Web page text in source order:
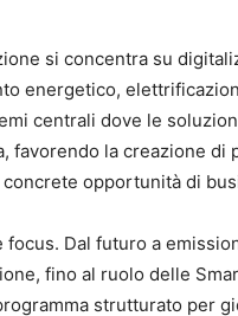
si concentra su
energetico,
centrali dove le
favorendo la creazione di
opportunità di
focus. Dal futuro a
fino al ruolo delle
strutturato per